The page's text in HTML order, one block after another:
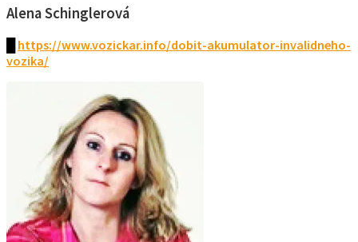
Alena Schinglerová
https://www.vozickar.info/dobit-akumulator-invalidneho-
vozika/